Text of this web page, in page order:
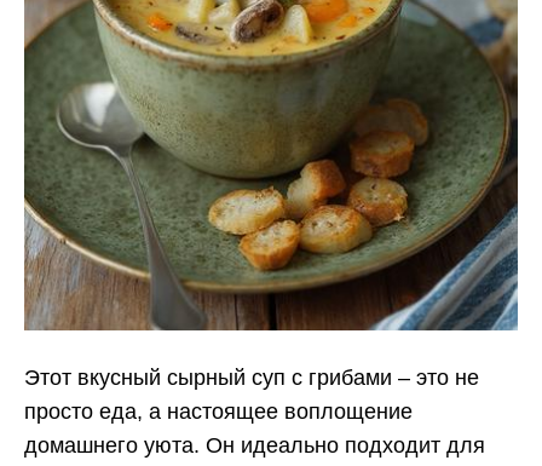
Этот вкусный сырный суп с грибами – это не
просто еда, а настоящее воплощение
домашнего уюта. Он идеально подходит для